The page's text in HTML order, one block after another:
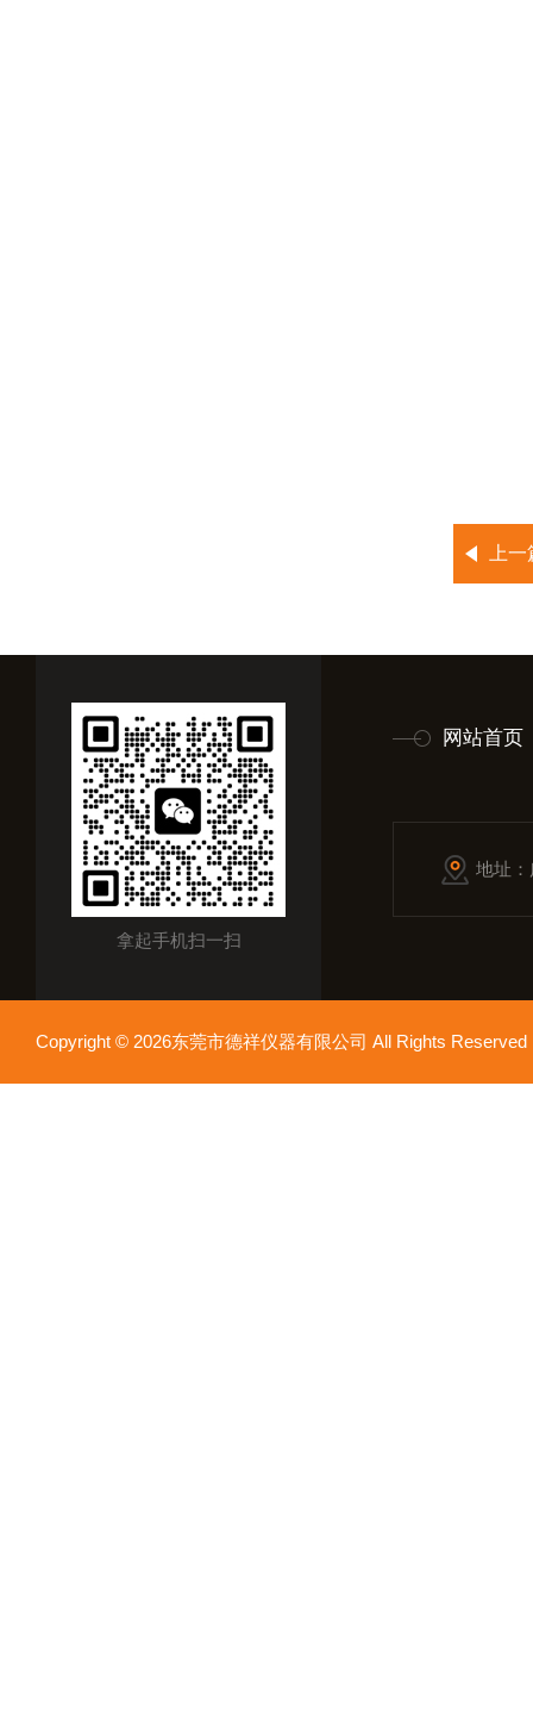
上
拿起手机扫一扫
网站首页
地址
Copyright © 2026东莞市德祥仪器有限公司 All Rights